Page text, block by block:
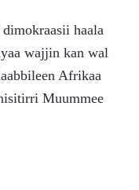
haala
wajjin kan wal
Afrikaa
Muummee